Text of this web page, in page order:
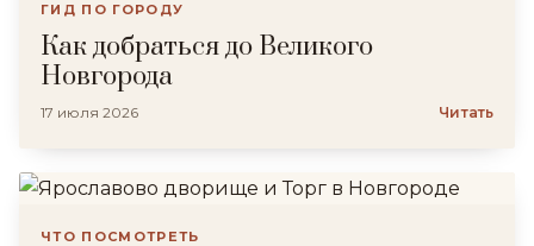
ГИД ПО ГОРОДУ
Как добраться до Великого
Новгорода
17 июля 2026 Читать
ЧТО ПОСМОТРЕТЬ